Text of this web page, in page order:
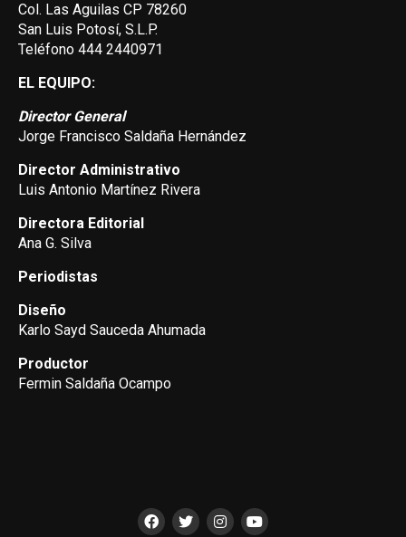
Col. Las Aguilas CP 78260
San Luis Potosí, S.L.P.
Teléfono 444 2440971
EL EQUIPO:
Director General
Jorge Francisco Saldaña Hernández
Director Administrativo
Luis Antonio Martínez Rivera
Directora Editorial
Ana G. Silva
Periodistas
Diseño
Karlo Sayd Sauceda Ahumada
Productor
Fermin Saldaña Ocampo